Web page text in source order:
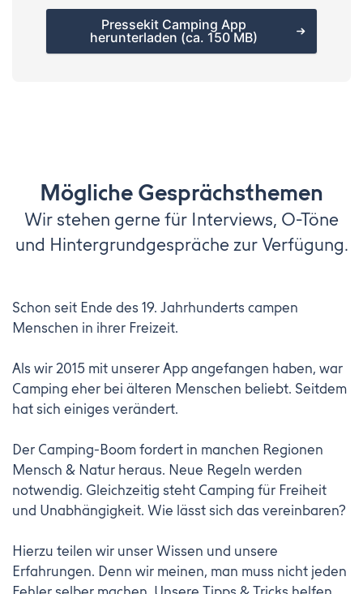
Pressekit Camping App
herunterladen (ca. 150 MB)
Mögliche Gesprächsthemen
Wir stehen gerne für Interviews, O-Töne
und Hintergrundgespräche zur Verfügung.
Schon seit Ende des 19. Jahrhunderts campen
Menschen in ihrer Freizeit.
Als wir 2015 mit unserer App angefangen haben, war
Camping eher bei älteren Menschen beliebt. Seitdem
hat sich einiges verändert.
Der Camping-Boom fordert in manchen Regionen
Mensch & Natur heraus. Neue Regeln werden
notwendig. Gleichzeitig steht Camping für Freiheit
und Unabhängigkeit. Wie lässt sich das vereinbaren?
Hierzu teilen wir unser Wissen und unsere
Erfahrungen. Denn wir meinen, man muss nicht jeden